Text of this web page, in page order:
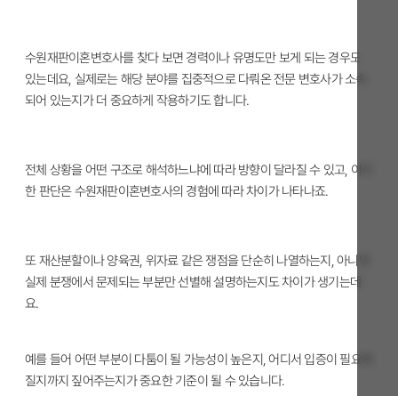
수원재판이혼변호사를 찾다 보면 경력이나 유명도만 보게 되는 경우도
있는데요, 실제로는 해당 분야를 집중적으로 다뤄온 전문 변호사가 소속
되어 있는지가 더 중요하게 작용하기도 합니다.
전체 상황을 어떤 구조로 해석하느냐에 따라 방향이 달라질 수 있고, 이러
한 판단은 수원재판이혼변호사의 경험에 따라 차이가 나타나죠.
또 재산분할이나 양육권, 위자료 같은 쟁점을 단순히 나열하는지, 아니면
실제 분쟁에서 문제되는 부분만 선별해 설명하는지도 차이가 생기는데
요.
예를 들어 어떤 부분이 다툼이 될 가능성이 높은지, 어디서 입증이 필요해
질지까지 짚어주는지가 중요한 기준이 될 수 있습니다.